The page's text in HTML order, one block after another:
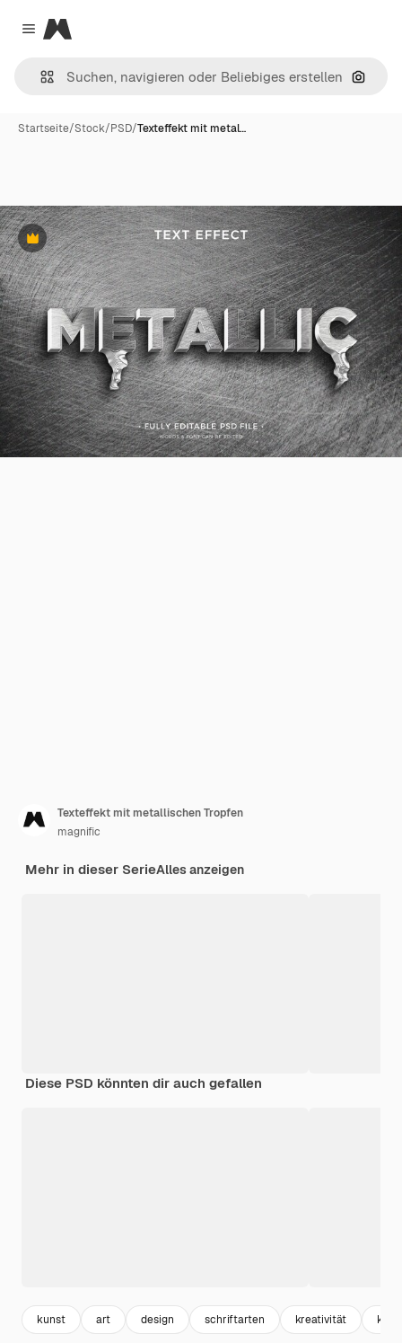
Close menu
Magnific
Nach
Startseite/Stock/PSD/Texteffekt mit metal…
Premium
Texteffekt mit metallischen Tropfen
magnific
Mehr in dieser SerieAlles anzeigen
Diese PSD könnten dir auch gefallen
kunst art design schriftarten kreativität